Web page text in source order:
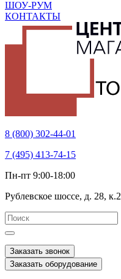
ШОУ-РУМ
КОНТАКТЫ
8 (800) 302-44-01
7 (495) 413-74-15
Пн-пт 9:00-18:00
Рублевское шоссе, д. 28, к.2
Заказать звонок
Заказать оборудование